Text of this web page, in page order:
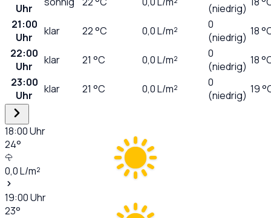
Uhr
(niedrig)
21:00
Uhr
klar 22°C 0,0L/m²
0
(niedrig) 18
22:00
Uhr
klar 21 °C 0,0L/m²
0
(niedrig) 18
23:00
Uhr
klar 21 °C 0,0L/m²
0
(niedrig) 19
18:00Uhr
24°
0,0L/m²
19:00Uhr
23°